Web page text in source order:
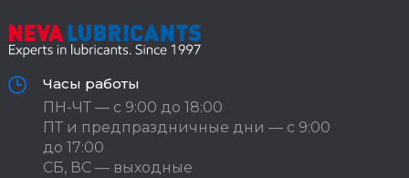
Часы работы
ПН-ЧТ — с 9:00 до 18:00
ПТ и предпраздничные дни — с 9:00
до 17:00
СБ, ВС — выходные